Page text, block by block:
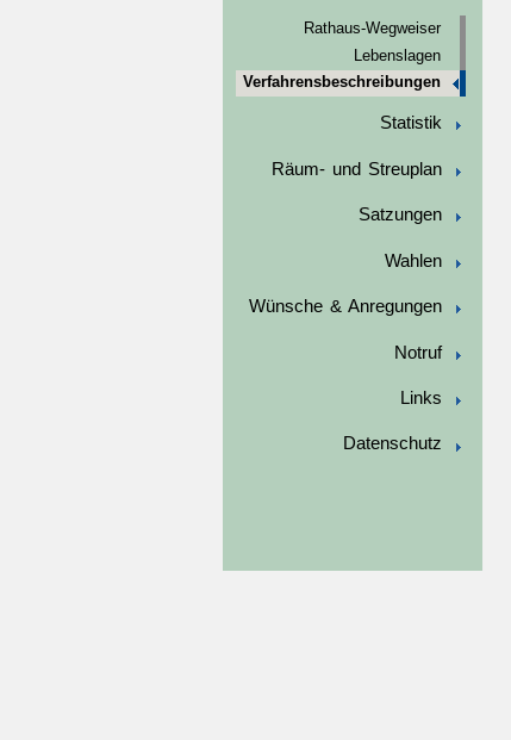
Rathaus-Wegweiser
Lebenslagen
Verfahrensbeschreibungen
Statistik
Räum- und Streuplan
Satzungen
Wahlen
Wünsche & Anregungen
Notruf
Links
Datenschutz